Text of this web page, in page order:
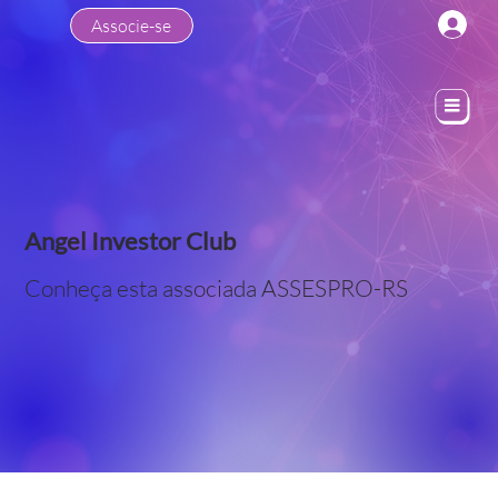
Associe-se
Angel Investor Club
Conheça esta associada ASSESPRO-RS